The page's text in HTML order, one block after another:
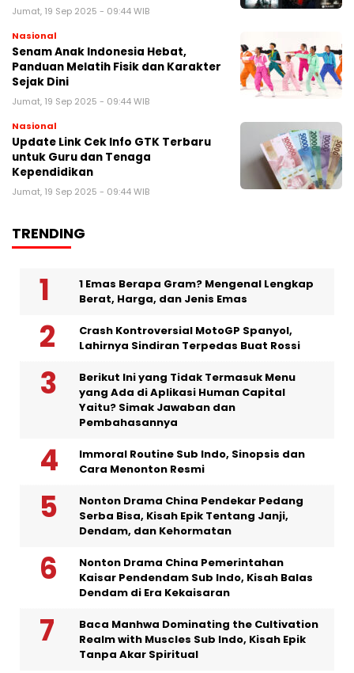
Jumat, 19 Sep 2025 - 09:44 WIB
Nasional
Senam Anak Indonesia Hebat,
Panduan Melatih Fisik dan Karakter
Sejak Dini
Jumat, 19 Sep 2025 - 09:44 WIB
Nasional
Update Link Cek Info GTK Terbaru
untuk Guru dan Tenaga
Kependidikan
Jumat, 19 Sep 2025 - 09:44 WIB
TRENDING
1 Emas Berapa Gram? Mengenal Lengkap
Berat, Harga, dan Jenis Emas
Crash Kontroversial MotoGP Spanyol,
Lahirnya Sindiran Terpedas Buat Rossi
Berikut Ini yang Tidak Termasuk Menu
yang Ada di Aplikasi Human Capital
Yaitu? Simak Jawaban dan
Pembahasannya
Immoral Routine Sub Indo, Sinopsis dan
Cara Menonton Resmi
Nonton Drama China Pendekar Pedang
Serba Bisa, Kisah Epik Tentang Janji,
Dendam, dan Kehormatan
Nonton Drama China Pemerintahan
Kaisar Pendendam Sub Indo, Kisah Balas
Dendam di Era Kekaisaran
Baca Manhwa Dominating the Cultivation
Realm with Muscles Sub Indo, Kisah Epik
Tanpa Akar Spiritual